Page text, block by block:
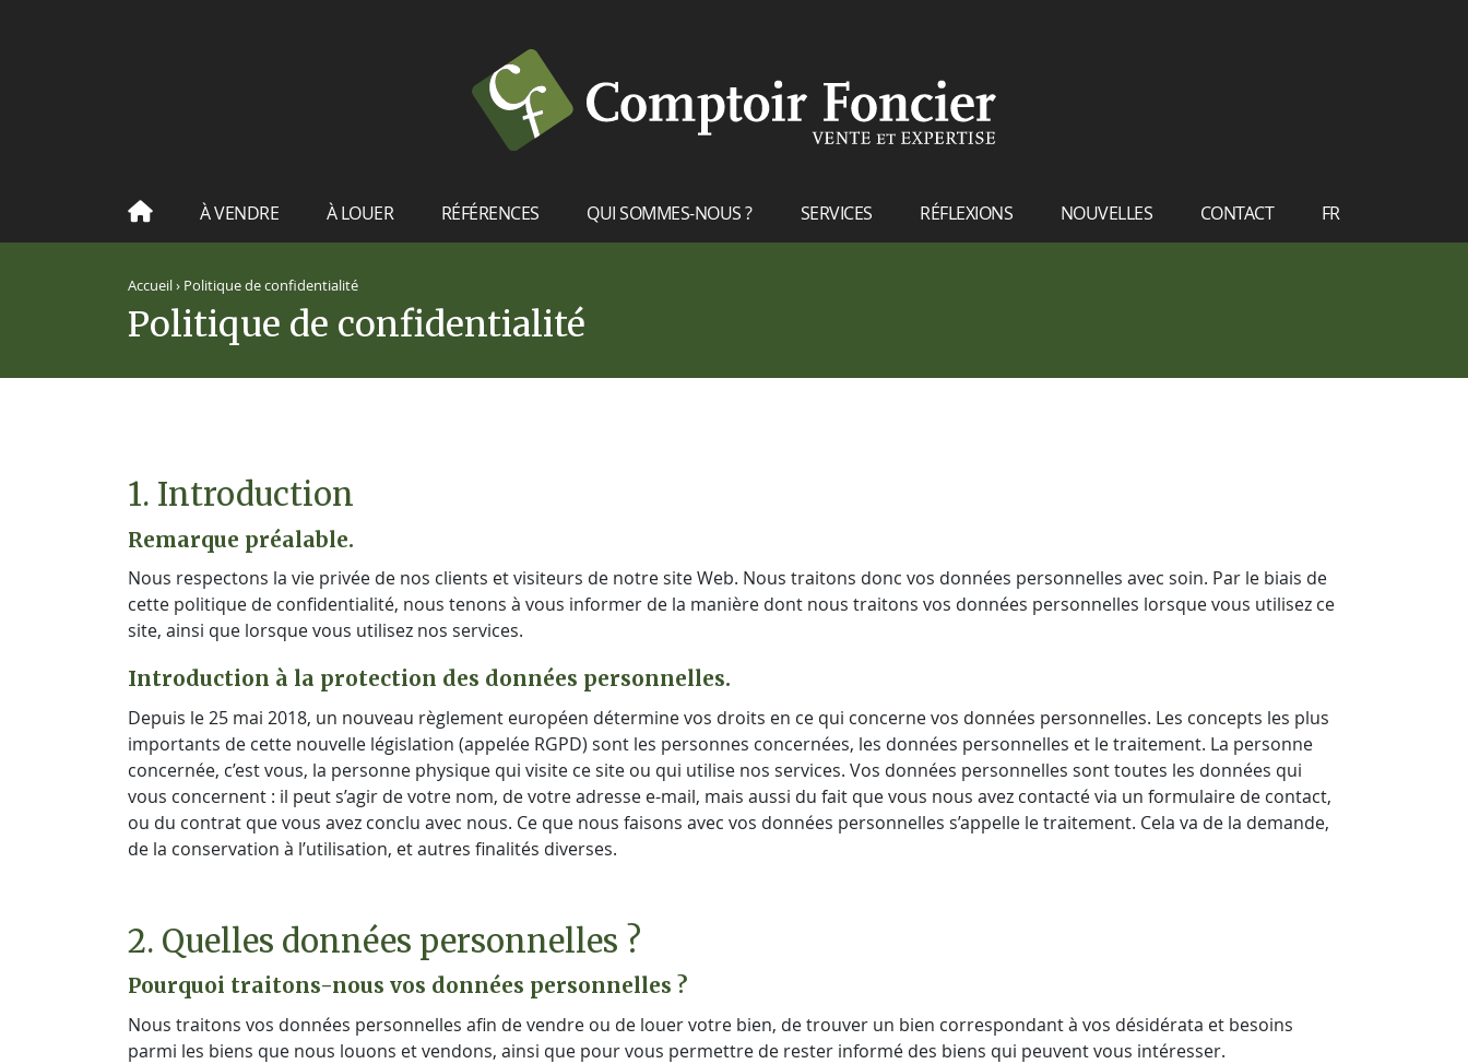
À VENDRE À LOUER RÉFÉRENCES QUI SOMMES-NOUS ? SERVICES RÉFLEXIONS NOUVELLES CONTACT FR
Accueil› Politique de confidentialité
Politique de confidentialité
1. Introduction
Remarque préalable.
Nous respectons la vie privée de nos clients et visiteurs de notre site Web. Nous traitons donc vos données personnelles avec soin. Par le biais de
cette politique de confidentialité, nous tenons à vous informer de la manière dont nous traitons vos données personnelles lorsque vous utilisez ce
site, ainsi que lorsque vous utilisez nos services.
Introduction à la protection des données personnelles.
Depuis le 25 mai 2018, un nouveau règlement européen détermine vos droits en ce qui concerne vos données personnelles. Les concepts les plus
importants de cette nouvelle législation (appelée RGPD) sont les personnes concernées, les données personnelles et le traitement. La personne
concernée, c’est vous, la personne physique qui visite ce site ou qui utilise nos services. Vos données personnelles sont toutes les données qui
vous concernent : il peut s’agir de votre nom, de votre adresse e-mail, mais aussi du fait que vous nous avez contacté via un formulaire de contact,
ou du contrat que vous avez conclu avec nous. Ce que nous faisons avec vos données personnelles s’appelle le traitement. Cela va de la demande,
de la conservation à l’utilisation, et autres finalités diverses.
2. Quelles données personnelles ?
Pourquoi traitons-nous vos données personnelles ?
Nous traitons vos données personnelles afin de vendre ou de louer votre bien, de trouver un bien correspondant à vos désidérata et besoins
parmi les biens que nous louons et vendons, ainsi que pour vous permettre de rester informé des biens qui peuvent vous intéresser.